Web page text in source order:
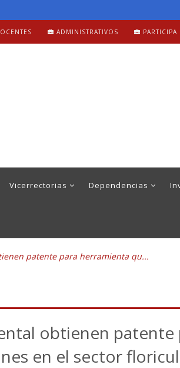
ADMINISTRATIVOS PARTICIPA
Vicerrectorias Dependencias
patente para herramienta qu...
obtienen patente
en el sector